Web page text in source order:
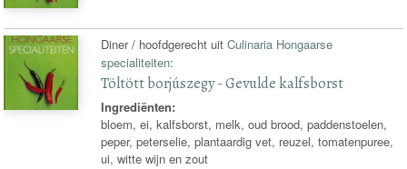
Diner / hoofdgerecht uitCulinaria Hongaarse
specialiteiten:
Töltött borjúszegy - Gevulde kalfsborst
Ingrediënten:
bloem, ei, kalfsborst, melk, oud brood, paddenstoelen,
peper, peterselie, plantaardig vet, reuzel, tomatenpuree,
ui, witte wijn en zout